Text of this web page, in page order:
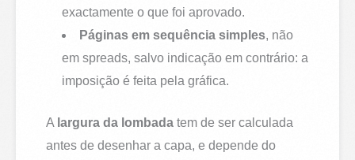
exactamente o que foi aprovado.
Páginas em sequência simples, não
em spreads, salvo indicação em contrário: a
imposição é feita pela gráfica.
A largura da lombada tem de ser calculada
antes de desenhar a capa, e depende do